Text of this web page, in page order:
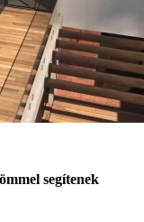
segítenek